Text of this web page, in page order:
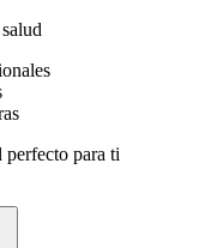
perfecto para ti